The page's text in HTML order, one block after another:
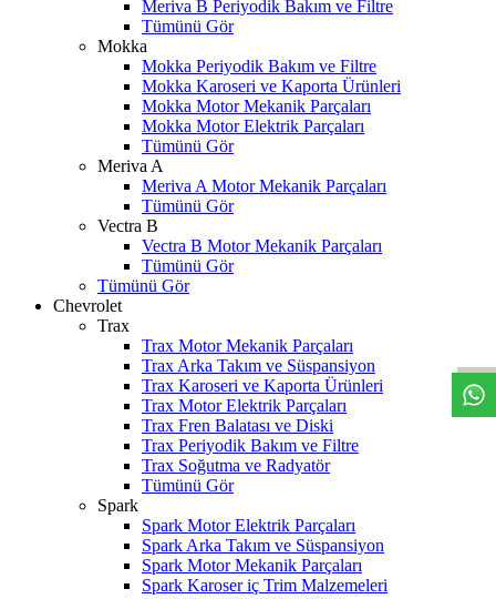
Meriva B Periyodik Bakım ve Filtre
Tümünü Gör
Mokka
Mokka Periyodik Bakım ve Filtre
Mokka Karoseri ve Kaporta Ürünleri
Mokka Motor Mekanik Parçaları
Mokka Motor Elektrik Parçaları
Tümünü Gör
Meriva A
Meriva A Motor Mekanik Parçaları
Tümünü Gör
Vectra B
Vectra B Motor Mekanik Parçaları
Tümünü Gör
Tümünü Gör
Chevrolet
Trax
Trax Motor Mekanik Parçaları
Trax Arka Takım ve Süspansiyon
Trax Karoseri ve Kaporta Ürünleri
Trax Motor Elektrik Parçaları
Trax Fren Balatası ve Diski
Trax Periyodik Bakım ve Filtre
Trax Soğutma ve Radyatör
Tümünü Gör
Spark
Spark Motor Elektrik Parçaları
Spark Arka Takım ve Süspansiyon
Spark Motor Mekanik Parçaları
Spark Karoser iç Trim Malzemeleri